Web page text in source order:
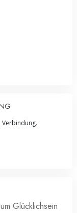
Verbindung.
Glücklichsein